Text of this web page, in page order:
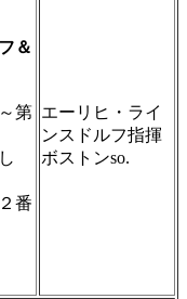
＆
第
番
エーリヒ・ライ
ンスドルフ指揮
ボストンso.